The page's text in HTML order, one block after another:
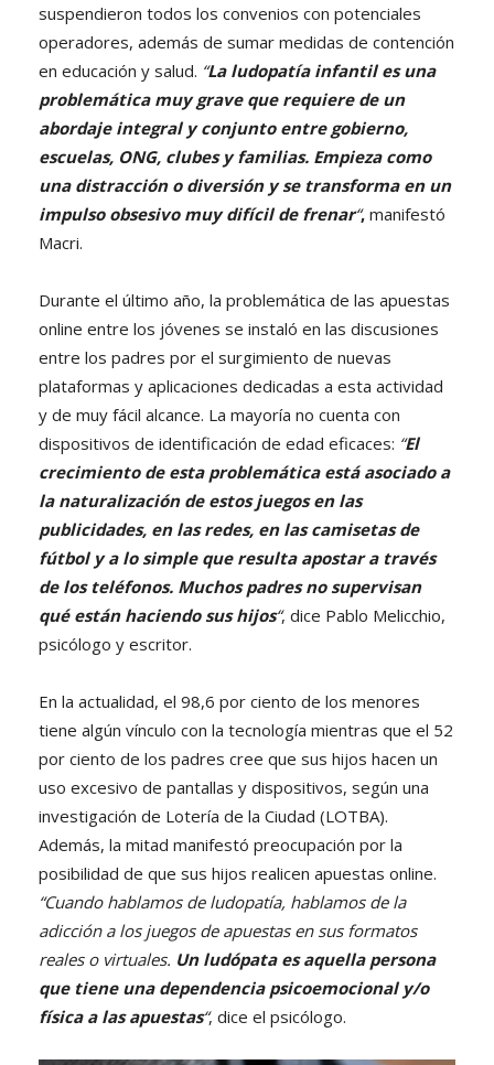
suspendieron todos los convenios con potenciales
operadores, además de sumar medidas de contención
en educación y salud. “La ludopatía infantil es una
problemática muy grave que requiere de un
abordaje integral y conjunto entre gobierno,
escuelas, ONG, clubes y familias. Empieza como
una distracción o diversión y se transforma en un
impulso obsesivo muy difícil de frenar“, manifestó
Macri.
Durante el último año, la problemática de las apuestas
online entre los jóvenes se instaló en las discusiones
entre los padres por el surgimiento de nuevas
plataformas y aplicaciones dedicadas a esta actividad
y de muy fácil alcance. La mayoría no cuenta con
dispositivos de identificación de edad eficaces: “El
crecimiento de esta problemática está asociado a
la naturalización de estos juegos en las
publicidades, en las redes, en las camisetas de
fútbol y a lo simple que resulta apostar a través
de los teléfonos. Muchos padres no supervisan
qué están haciendo sus hijos“, dice Pablo Melicchio,
psicólogo y escritor.
En la actualidad, el 98,6 por ciento de los menores
tiene algún vínculo con la tecnología mientras que el 52
por ciento de los padres cree que sus hijos hacen un
uso excesivo de pantallas y dispositivos, según una
investigación de Lotería de la Ciudad (LOTBA).
Además, la mitad manifestó preocupación por la
posibilidad de que sus hijos realicen apuestas online.
“Cuando hablamos de ludopatía, hablamos de la
adicción a los juegos de apuestas en sus formatos
reales o virtuales. Un ludópata es aquella persona
que tiene una dependencia psicoemocional y/o
física a las apuestas“, dice el psicólogo.